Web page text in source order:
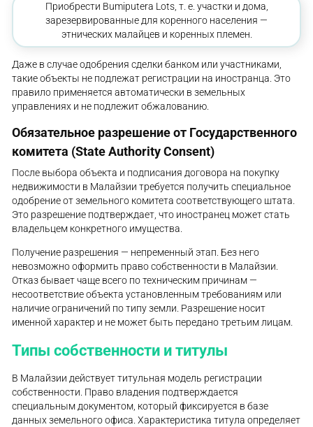
Приобрести Bumiputera Lots, т. е. участки и дома,
зарезервированные для коренного населения —
этнических малайцев и коренных племен.
Даже в случае одобрения сделки банком или участниками,
такие объекты не подлежат регистрации на иностранца. Это
правило применяется автоматически в земельных
управлениях и не подлежит обжалованию.
Обязательное разрешение от Государственного
комитета (State Authority Consent)
После выбора объекта и подписания договора на покупку
недвижимости в Малайзии требуется получить специальное
одобрение от земельного комитета соответствующего штата.
Это разрешение подтверждает, что иностранец может стать
владельцем конкретного имущества.
Получение разрешения — непременный этап. Без него
невозможно оформить право собственности в Малайзии.
Отказ бывает чаще всего по техническим причинам —
несоответствие объекта установленным требованиям или
наличие ограничений по типу земли. Разрешение носит
именной характер и не может быть передано третьим лицам.
Типы собственности и титулы
В Малайзии действует титульная модель регистрации
собственности. Право владения подтверждается
специальным документом, который фиксируется в базе
данных земельного офиса. Характеристика титула определяет